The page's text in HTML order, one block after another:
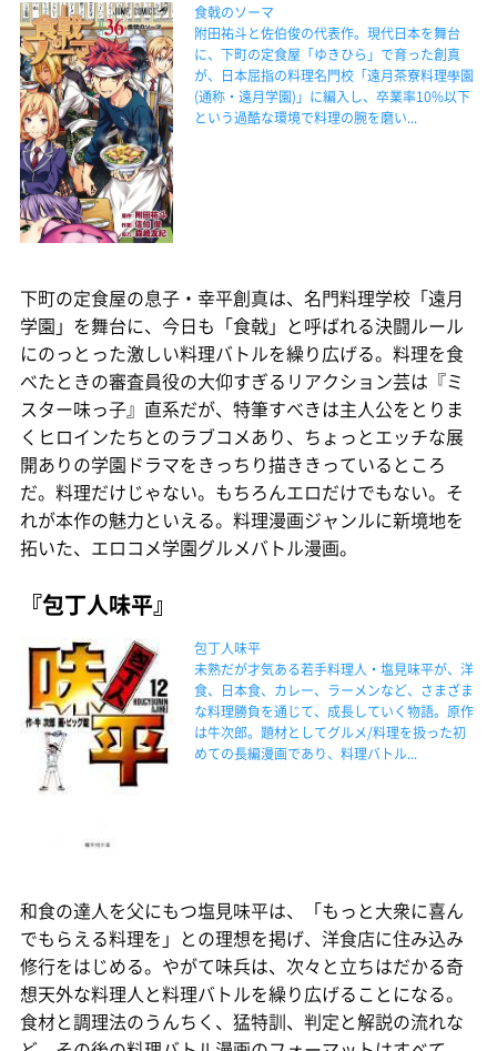
食戟のソーマ
附田祐斗と佐伯俊の代表作。現代日本を舞台
に、下町の定食屋「ゆきひら」で育った創真
が、日本屈指の料理名門校「遠月茶寮料理學園
(通称・遠月学園)」に編入し、卒業率10%以下
という過酷な環境で料理の腕を磨い...
下町の定食屋の息子・幸平創真は、名門料理学校「遠月
学園」を舞台に、今日も「食戟」と呼ばれる決闘ルール
にのっとった激しい料理バトルを繰り広げる。料理を食
べたときの審査員役の大仰すぎるリアクション芸は『ミ
スター味っ子』直系だが、特筆すべきは主人公をとりま
くヒロインたちとのラブコメあり、ちょっとエッチな展
開ありの学園ドラマをきっちり描ききっているところ
だ。料理だけじゃない。もちろんエロだけでもない。そ
れが本作の魅力といえる。料理漫画ジャンルに新境地を
拓いた、エロコメ学園グルメバトル漫画。
『包丁人味平』
包丁人味平
未熟だが才気ある若手料理人・塩見味平が、洋
食、日本食、カレー、ラーメンなど、さまざま
な料理勝負を通じて、成長していく物語。原作
は牛次郎。題材としてグルメ/料理を扱った初
めての長編漫画であり、料理バトル...
和食の達人を父にもつ塩見味平は、「もっと大衆に喜ん
でもらえる料理を」との理想を掲げ、洋食店に住み込み
修行をはじめる。やがて味兵は、次々と立ちはだかる奇
想天外な料理人と料理バトルを繰り広げることになる。
食材と調理法のうんちく、猛特訓、判定と解説の流れな